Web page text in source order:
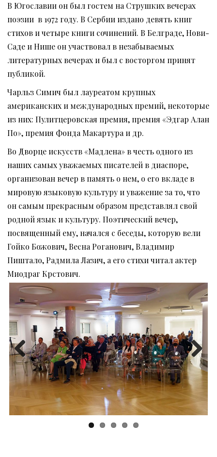
В Югославии он был гостем на Струшких вечерах
поэзии в 1972 году. В Сербии издано девять книг
стихов и четыре книги сочинений. В Белграде, Нови-
Саде и Нише он участвовал в незабываемых
литературных вечерах и был с восторгом принят
публикой.
Чарльз Симич был лауреатом крупных
американских и международных премий, некоторые
из них: Пулитцеровская премия, премия «Эдгар Алан
По», премия Фонда Макартура и др.
Во Дворце искусств «Мадлена» в честь одного из
наших самых уважаемых писателей в диаспоре,
организован вечер в память о нем, о его вкладе в
мировую языковую культуру и уважение за то, что
он самым прекрасным образом представлял свой
родной язык и культуру. Поэтический вечер,
посвященный ему, начался с беседы, которую вели
Гойко Божович, Весна Роганович, Владимир
Пиштало, Радмила Лазич, а его стихи читал актер
Миодраг Крстович.
Previous Next